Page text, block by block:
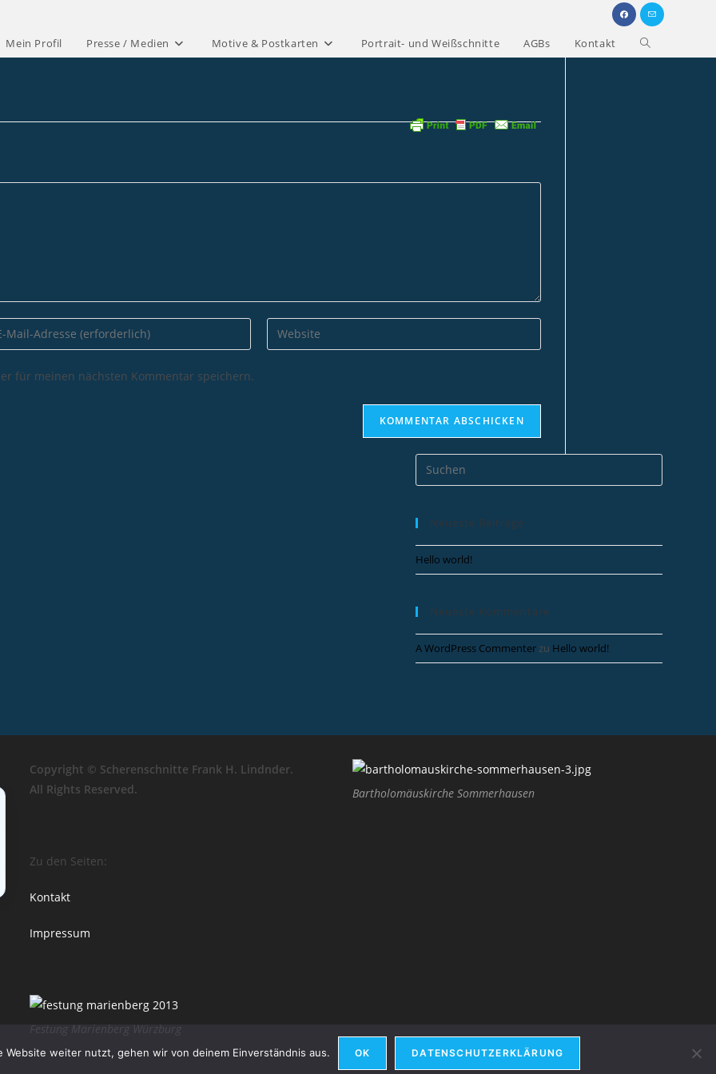
Mein Profil Presse / Medien Motive & Postkarten Portrait- und Weißschnitte AGBs Kontakt
für meinen nächsten Kommentar speichern.
Neueste Beiträge
Hello world!
Neueste Kommentare
A WordPress Commenterzu Hello world!
Copyright © Scherenschnitte Frank H. Lindnder.
All Rights Reserved.
Zu den Seiten:
Kontakt
Impressum
Festung Marienberg Würzburg
Bartholomäuskirche Sommerhausen
Website weiter nutzt, gehen wir von deinem Einverständnis aus. OK DATENSCHUTZERKLÄRUNG